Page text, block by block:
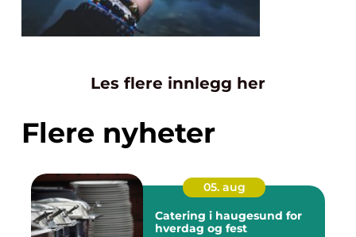
Les flere innlegg her
Flere nyheter
05. aug
Catering i haugesund for
hverdag og fest